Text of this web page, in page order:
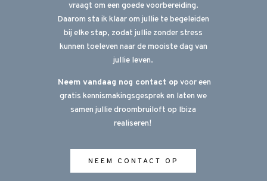
vraagt om een goede voorbereiding.
Daarom sta ik klaar om jullie te begeleiden
bij elke stap, zodat jullie zonder stress
kunnen toeleven naar de mooiste dag van
jullie leven.
Neem vandaag nog contact op voor een
gratis kennismakingsgesprek en laten we
samen jullie droombruiloft op Ibiza
realiseren!
NEEM CONTACT OP